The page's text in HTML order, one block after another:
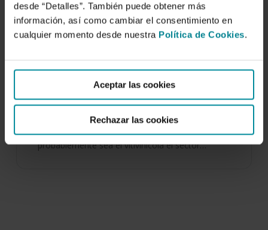
desde “Detalles”. También puede obtener más
información, así como cambiar el consentimiento en
cualquier momento desde nuestra Política de Cookies.
Aceptar las cookies
Rechazar las cookies
cambio climático. Estrategias públicas y
privadas de mitigación y adaptación en el
Como se desarrolla a lo largo de esta obra,
probablemente sea el vitivinícola el sector…